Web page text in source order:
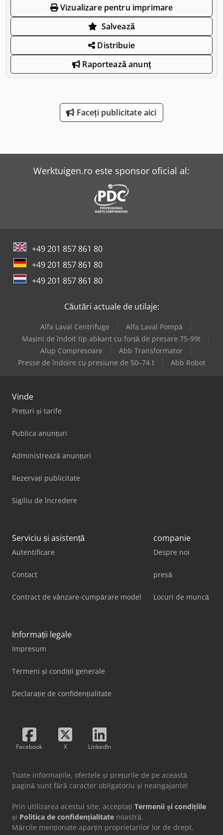
Vizualizare pentru imprimare
Salvează
Distribuie
Raportează anunț
Faceți publicitate aici
Werktuigen.ro este sponsor oficial al:
+49 201 857 861 80
+49 201 857 861 80
+49 201 857 861 80
Căutări actuale de utilaje:
Alfa Laval Centrifuge
Alfa Laval Pompă
Mașini de îndoit tip abkant cu forță de presare 75-99t
Alup Compresoare
Abb Transformator
Presse de îndoire cu presiune de 50–74 t
Abb Robot
Vinde
Prețuri și tarife
Publica anunțuri
Administrează anunțuri
Rezervați publicitate
Sigiliu de încredere
Serviciu și asistență
Autentificare
Contact
Contract de vânzare-cumpărare model
companie
Despre noi
presă
Locuri de muncă
Informații legale
Impresum
Termeni și condiții generale
Declarație de confidențialitate
Facebook X LinkedIn
Toate informațiile, ofertele și prețurile de pe această
pagină sunt fără caracter obligatoriu și neangajante!
Prin utilizarea acestui site, acceptați Termenii și condițiile
și Politica de confidențialitate noastră.
Mărcile menționate aparțin proprietarilor lor de drept.